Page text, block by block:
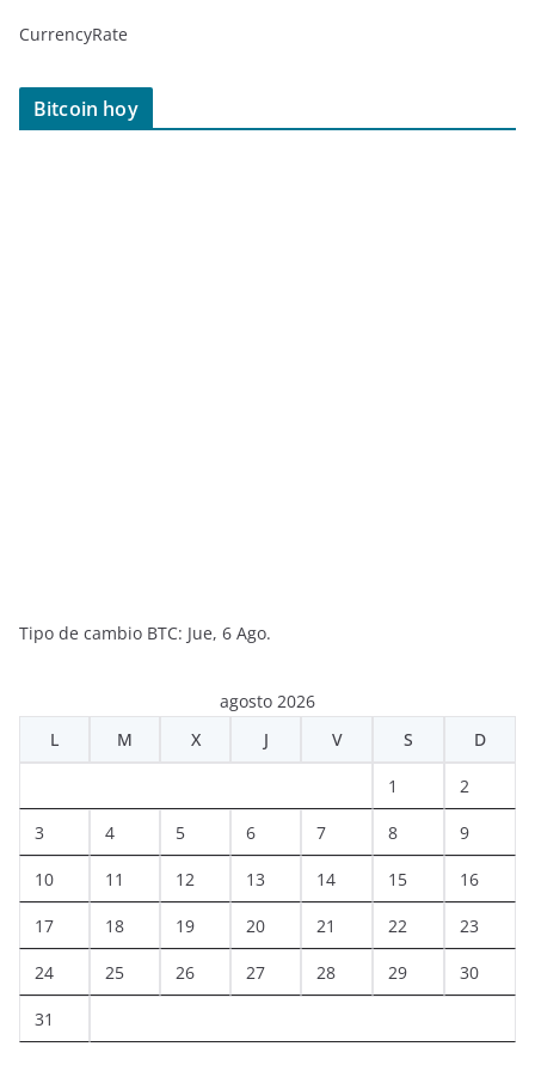
CurrencyRate
Bitcoin hoy
Tipo de cambio BTC: Jue, 6 Ago.
agosto 2026
L
M X J V S D
1 2
3 4 5 6 7 8 9
10 11 12 13 14 15 16
17 18 19 20 21 22 23
24 25 26 27 28 29 30
31